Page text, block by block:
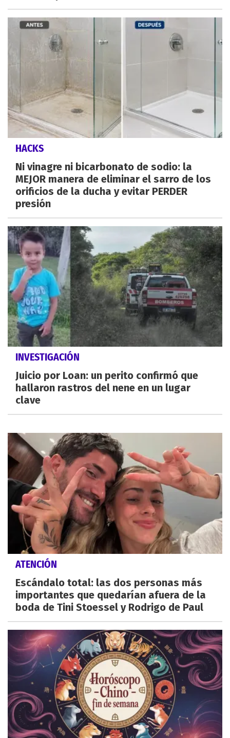
HACKS
Ni vinagre ni bicarbonato de sodio: la
MEJOR manera de eliminar el sarro de los
orificios de la ducha y evitar PERDER
presión
INVESTIGACIÓN
Juicio por Loan: un perito confirmó que
hallaron rastros del nene en un lugar
clave
ATENCIÓN
Escándalo total: las dos personas más
importantes que quedarían afuera de la
boda de Tini Stoessel y Rodrigo de Paul